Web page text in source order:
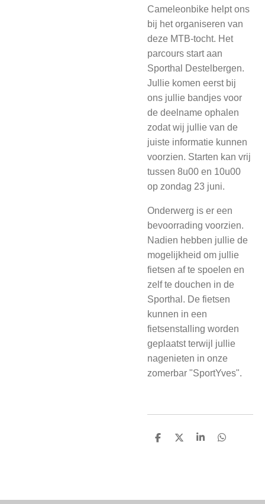
Cameleonbike helpt ons
bij het organiseren van
deze MTB-tocht. Het
parcours start aan
Sporthal Destelbergen.
Jullie komen eerst bij
ons jullie bandjes voor
de deelname ophalen
zodat wij jullie van de
juiste informatie kunnen
voorzien. Starten kan vrij
tussen 8u00 en 10u00
op zondag 23 juni.
Onderwerg is er een
bevoorrading voorzien.
Nadien hebben jullie de
mogelijkheid om jullie
fietsen af te spoelen en
zelf te douchen in de
Sporthal. De fietsen
kunnen in een
fietsenstalling worden
geplaatst terwijl jullie
nagenieten in onze
zomerbar "SportYves".
D
D
S
D